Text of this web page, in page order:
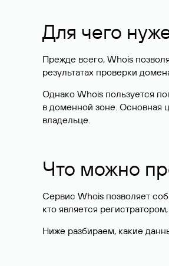
Для чего
Прежде всего, Whois
результатах проверки
Однако Whois пользуется
в доменной зоне. Основная
владельце.
Что можно
Сервис Whois позволяет
кто является
Ниже разбираем, какие